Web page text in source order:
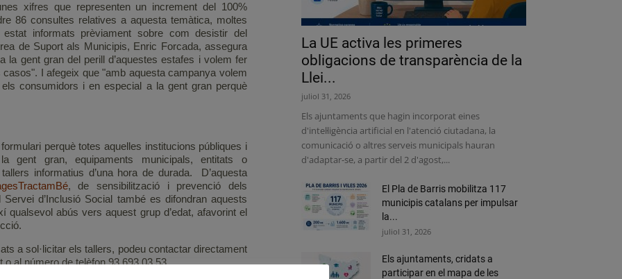
xifres que representen un increment del 100%
86 consultes relatives a aquesta temàtica, moltes
informats prèviament sobre com desistir del
de Suport als Municipis, Enric Forcada, assegura
gent gran del perill d’aquestes estafes i volem fer
I afegeix que "amb aquesta campanya volem
consumidors i en especial a la gent gran perquè
perquè totes aquelles institucions públiques i
gent gran, equipaments municipals, entitats o
informatius d’una hora de durada. D’aquesta
, de sensibilització i prevenció dels
d’Inclusió Social també es difondran aquests
qualsevol abús vers aquest grup d’edat, afavorint el
a sol·licitar els tallers, podeu contactar directament
o al número de telèfon 93 693 03 53.
La UE activa les primeres
obligacions de transparència de la
Llei...
juliol 31, 2026
Els ajuntaments que hagin incorporat eines
d'intel·ligència artificial en l'atenció ciutadana, la
comunicació o altres serveis municipals hauran
d'adaptar-se, a partir del 2 d'agost,...
El Pla de Barris mobilitza 117
municipis catalans per impulsar
la...
juliol 31, 2026
Els ajuntaments, cridats a
participar en el mapa de les